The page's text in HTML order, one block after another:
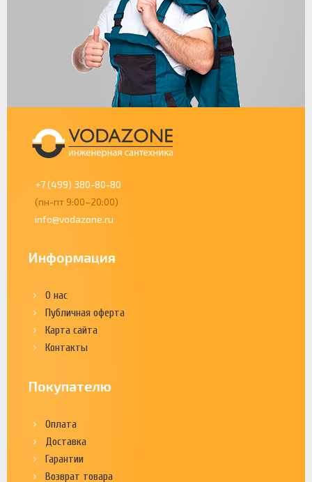
+7 (499) 380-80-80
(пн-пт 9:00–20:00)
info@vodazone.ru
Информация
О нас
Публичная оферта
Карта сайта
Контакты
Покупателю
Оплата
Доставка
Гарантии
Возврат товара